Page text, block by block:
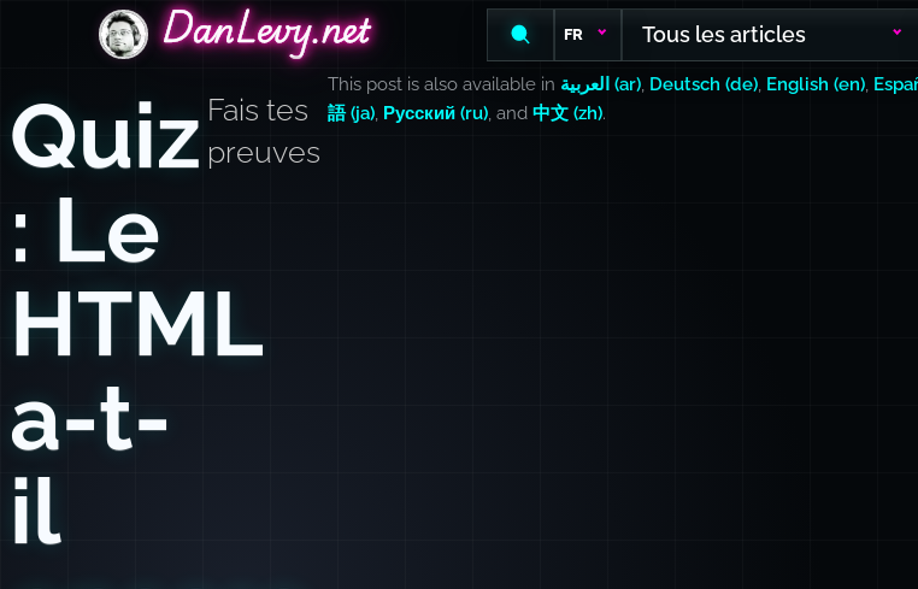
DanLevy.netDanLevy.net
DanLevy.net FR Tous les articles
Quiz
: Le
HTML
a-t-
il
Fais tes
preuves
This post is also available in العربية (ar) Deutsch (de) English (en)
語 (ja) Русский (ru) , and 中文 (zh).